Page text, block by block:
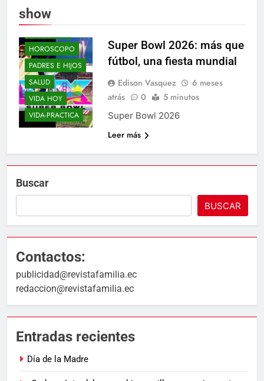
show
ELLOS Y ELLAS
HOROSCOPO
PADRES E HIJOS
SALUD
VIDA HOY
VIDA-PRACTICA
Super Bowl 2026: más que
fútbol, una fiesta mundial
Edison Vasquez
6 meses
atrás
0 5 minutos
Super Bowl 2026
Leer más
Buscar
BUSCAR
Contactos:
publicidad@revistafamilia.ec
redaccion@revistafamilia.ec
Entradas recientes
Día de la Madre